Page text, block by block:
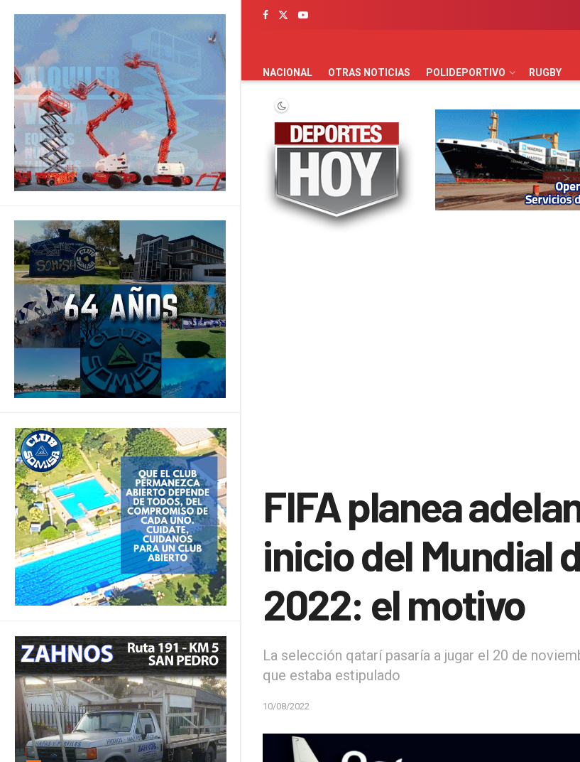
PORTADA
NACIONAL OTRAS NOTICIAS POLIDEPORTIVO RUGBY
FIFA planea
inicio del Mundial
2022: el motivo
La selección qatarí pasaría a jugar el 20 de
que estaba estipulado
10/08/2022